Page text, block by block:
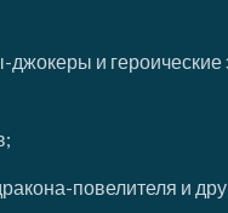
и героические
повелителя и